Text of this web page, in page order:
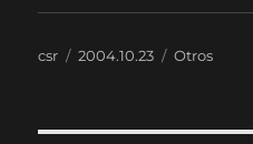
Autor
csr
Publicado
2004.10.23 Categorías
Otros